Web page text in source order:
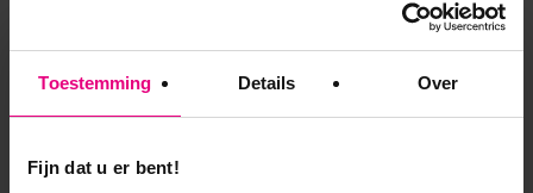
Toestemming Details Over
Fijn dat u er bent!
Arbeid in de nieuwe economie
Waarom arbeid ‘vast’houden en waarom deze niet
intermediairs zijn om professionals naar een nieuwe